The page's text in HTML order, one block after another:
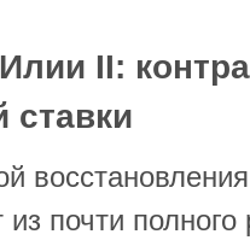
II:
из почти